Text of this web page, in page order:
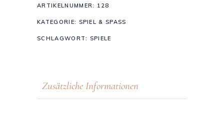
ARTIKELNUMMER: 128
KATEGORIE: SPIEL & SPASS
SCHLAGWORT: SPIELE
Zusätzliche Informationen